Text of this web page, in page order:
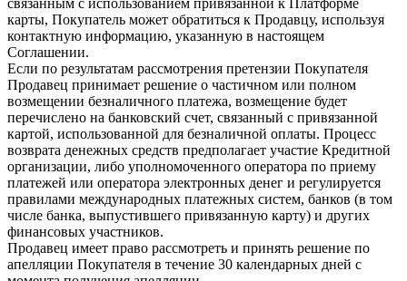
карты, Покупатель может обратиться к Продавцу, используя
контактную информацию, указанную в настоящем
Соглашении.
Если по результатам рассмотрения претензии Покупателя
Продавец принимает решение о частичном или полном
возмещении безналичного платежа, возмещение будет
перечислено на банковский счет, связанный с привязанной
картой, использованной для безналичной оплаты. Процесс
возврата денежных средств предполагает участие Кредитной
организации, либо уполномоченного оператора по приему
платежей или оператора электронных денег и регулируется
правилами международных платежных систем, банков (в том
числе банка, выпустившего привязанную карту) и других
финансовых участников.
Продавец имеет право рассмотреть и принять решение по
апелляции Покупателя в течение 30 календарных дней с